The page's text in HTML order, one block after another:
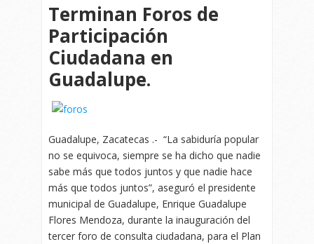
Terminan Foros de
Participación
Ciudadana en
Guadalupe.
Guadalupe, Zacatecas .- “La sabiduría popular
no se equivoca, siempre se ha dicho que nadie
sabe más que todos juntos y que nadie hace
más que todos juntos”, aseguró el presidente
municipal de Guadalupe, Enrique Guadalupe
Flores Mendoza, durante la inauguración del
tercer foro de consulta ciudadana, para el Plan